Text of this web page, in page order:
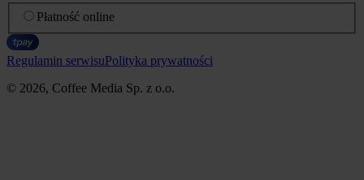
Płatność online
Regulamin serwisuPolityka prywatności
© 2026, Coffee Media Sp. z o.o.